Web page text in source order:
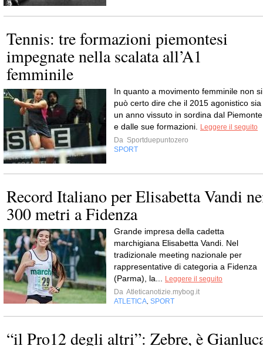
Tennis: tre formazioni piemontesi
impegnate nella scalata all’A1
femminile
In quanto a movimento femminile non si
può certo dire che il 2015 agonistico sia
un anno vissuto in sordina dal Piemonte
e dalle sue formazioni.
Leggere il seguito
Da Sportduepuntozero
SPORT
Record Italiano per Elisabetta Vandi
300 metri a Fidenza
Grande impresa della cadetta
marchigiana Elisabetta Vandi. Nel
tradizionale meeting nazionale per
rappresentative di categoria a Fidenza
(Parma), la...
Leggere il seguito
Da Atleticanotizie.mybog.it
ATLETICA SPORT
“il Pro12 degli altri”: Zebre, è